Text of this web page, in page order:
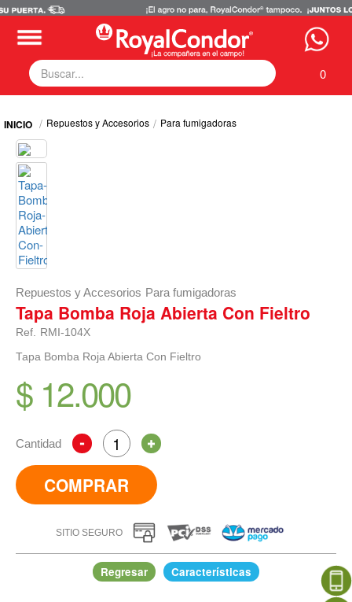
0
Fumigadoras
Equipos Motorizados
Respuestos y Accesorios
Tecnología de Aplicación
Zona Pecuaria
Zona Veterianaria
Repuestos y Accesorios Para fumigadoras
Repuestos y Accesorios Para fumigadoras
Tapa Bomba Roja Abierta Con Fieltro
Ref. RMI-104X
Tapa Bomba Roja Abierta Con Fieltro
$ 12.000
Cantidad
COMPRAR
SITIO SEGURO
Regresar Características